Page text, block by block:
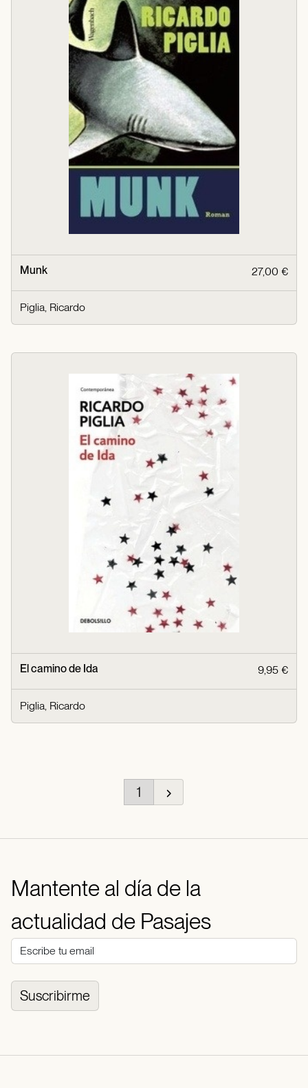
Munk 27,00 €
Piglia, Ricardo
El camino de Ida 9,95 €
Piglia, Ricardo
1
Mantente al día de la
actualidad de Pasajes
Suscribirme